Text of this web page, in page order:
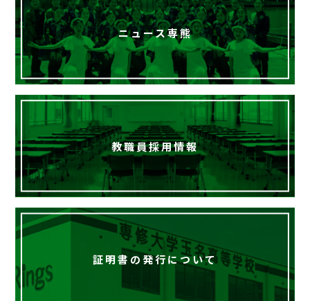
ニュース専熊
教職員採用情報
証明書の発行について